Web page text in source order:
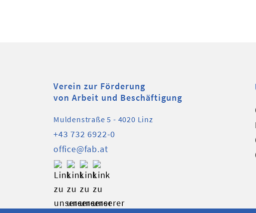
Verein zur Förderung
von Arbeit und Beschäftigung
Muldenstraße 5 - 4020 Linz
+43 732 6922-0
office@fab.at